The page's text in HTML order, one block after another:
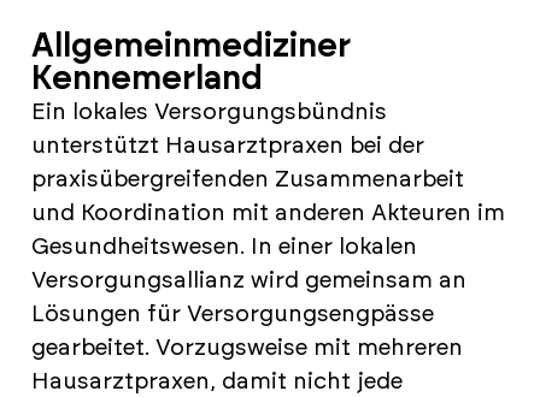
Allgemeinmediziner
Kennemerland
Ein lokales Versorgungsbündnis
unterstützt Hausarztpraxen bei der
praxisübergreifenden Zusammenarbeit
und Koordination mit anderen Akteuren im
Gesundheitswesen. In einer lokalen
Versorgungsallianz wird gemeinsam an
Lösungen für Versorgungsengpässe
gearbeitet. Vorzugsweise mit mehreren
Hausarztpraxen, damit nicht jede